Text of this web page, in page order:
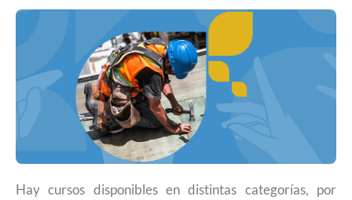
Hay cursos disponibles en distintas categorías, por